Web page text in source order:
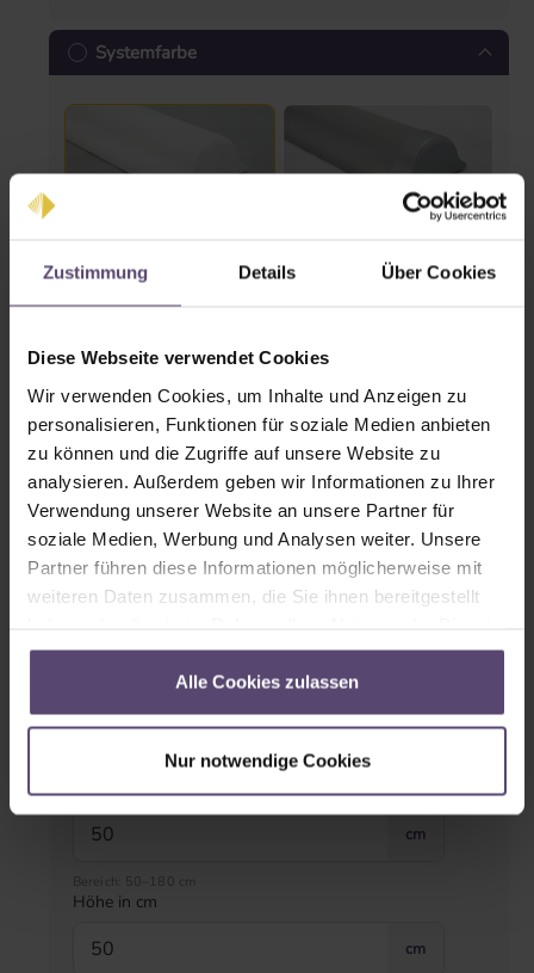
Zustimmung Details Über Cookies
Diese Webseite verwendet Cookies
Wir verwenden Cookies, um Inhalte und Anzeigen zu
personalisieren, Funktionen für soziale Medien anbieten
zu können und die Zugriffe auf unsere Website zu
analysieren. Außerdem geben wir Informationen zu Ihrer
Verwendung unserer Website an unsere Partner für
soziale Medien, Werbung und Analysen weiter. Unsere
Partner führen diese Informationen möglicherweise mit
weiteren Daten zusammen, die Sie ihnen bereitgestellt
gesammelt haben.
Alle Cookies zulassen
Nur notwendige Cookies
Systemfarbe
Rechts
Bitte vergessen Sie nicht, das richtige Maß anzugeben.
» zur Messanleitung
Breite in cm
cm
Bereich: 50–180 cm
Höhe in cm
cm